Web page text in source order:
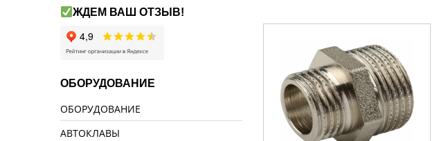
ЖДЕМ ВАШ ОТЗЫВ!
ОБОРУДОВАНИЕ
ОБОРУДОВАНИЕ
АВТОКЛАВЫ